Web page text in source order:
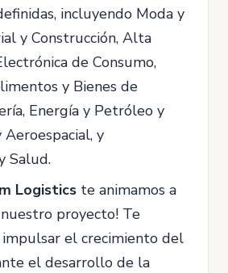
incluyendo Moda y
y Construcción, Alta
de Consumo,
y Bienes de
Energía y Petróleo y
Aeroespacial, y
Salud.
Logistics te animamos a
proyecto! Te
impulsar el crecimiento del
el desarrollo de la